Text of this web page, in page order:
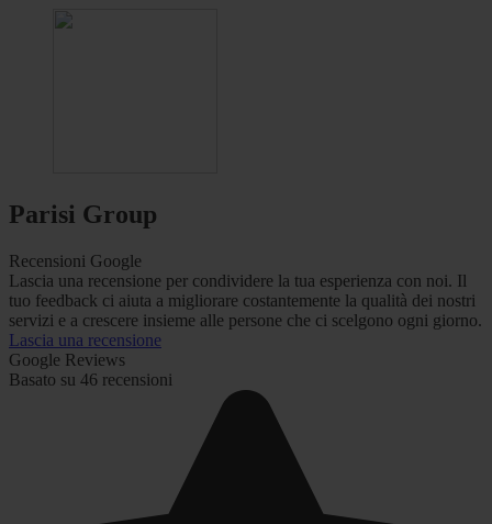
Parisi Group
Recensioni Google
Lascia una recensione per condividere la tua esperienza con noi. Il
tuo feedback ci aiuta a migliorare costantemente la qualità dei nostri
servizi e a crescere insieme alle persone che ci scelgono ogni giorno.
Lascia una recensione
Google Reviews
Basato su 46 recensioni